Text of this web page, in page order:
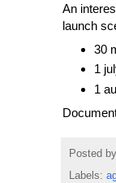
An
launch
30
1
1
Posted by
Labels: